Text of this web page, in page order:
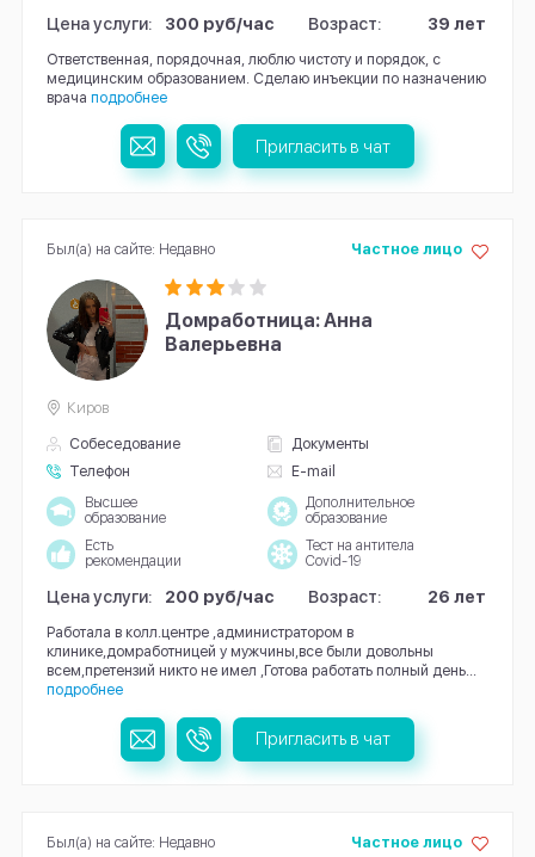
Цена услуги: 300 руб/час Возраст: 39 лет
Ответственная, порядочная, люблю чистоту и порядок, с
медицинским образованием. Сделаю инъекции по назначению
врача подробнее
Пригласить в чат
Домработница: Анна
Валерьевна
Собеседование
Документы
Телефон
E-mail
Частное лицо
Киров
Высшее
образование
Дополнительное
образование
Есть
рекомендации
Тест на антитела
Covid-19
Цена услуги: 200 руб/час Возраст: 26 лет
Работала в колл.центре ,администратором в
клинике,домработницей у мужчины,все были довольны
всем,претензий никто не имел ,Готова работать полный день...
подробнее
Был(а) на сайте: Недавно
Пригласить в чат
Частное лицо
Был(а) на сайте: Недавно